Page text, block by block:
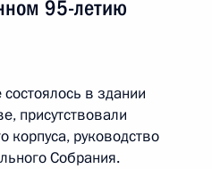
95-летию
в здании
присутствовали
корпуса, руководство
Собрания.